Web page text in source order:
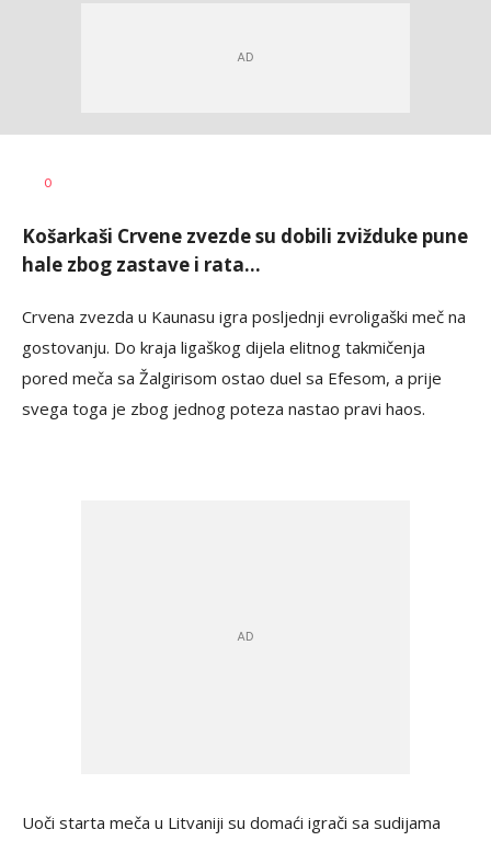
AUTOR
0
Košarkaši Crvene zvezde su dobili zvižduke pune
hale zbog zastave i rata...
Crvena zvezda u Kaunasu igra posljednji evroligaški meč na
gostovanju. Do kraja ligaškog dijela elitnog takmičenja
pored meča sa Žalgirisom ostao duel sa Efesom, a prije
svega toga je zbog jednog poteza nastao pravi haos.
Uoči starta meča u Litvaniji su domaći igrači sa sudijama